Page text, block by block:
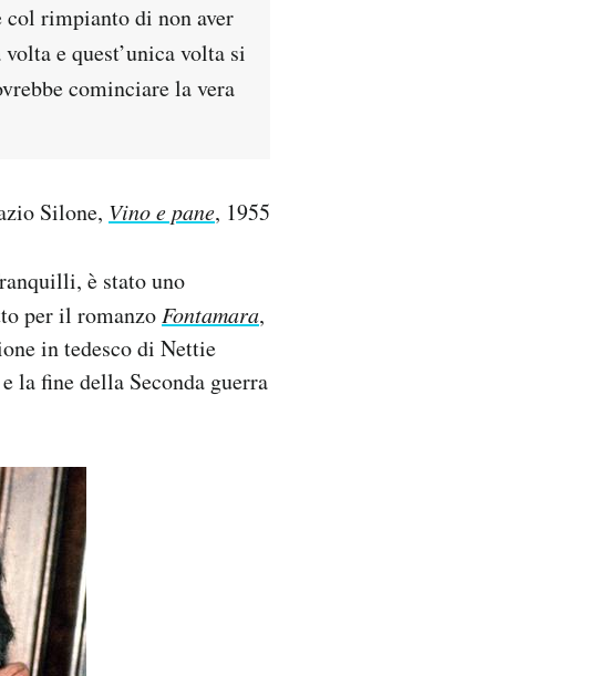
rimpianto di non aver
e quest’unica volta si
cominciare la vera
Silone, Vino e pane, 1955
è stato uno
per il romanzo Fontamara,
in tedesco di Nettie
la fine della Seconda guerra